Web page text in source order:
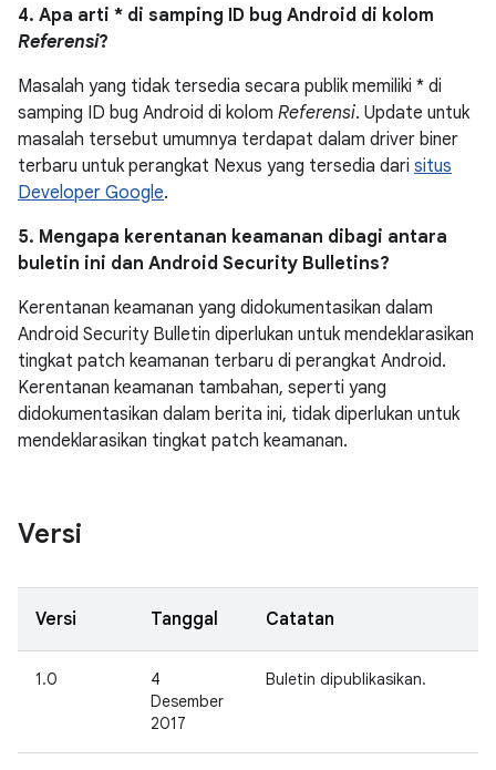
4. Apa arti * di samping ID bug Android di kolom
Referensi?
Masalah yang tidak tersedia secara publik memiliki * di
samping ID bug Android di kolom Referensi. Update untuk
masalah tersebut umumnya terdapat dalam driver biner
terbaru untuk perangkat Nexus yang tersedia dari situs
Developer Google.
5. Mengapa kerentanan keamanan dibagi antara
buletin ini dan Android Security Bulletins?
Kerentanan keamanan yang didokumentasikan dalam
Android Security Bulletin diperlukan untuk mendeklarasikan
tingkat patch keamanan terbaru di perangkat Android.
Kerentanan keamanan tambahan, seperti yang
didokumentasikan dalam berita ini, tidak diperlukan untuk
mendeklarasikan tingkat patch keamanan.
Versi
Versi Tanggal Catatan
1.0
4
Desember
2017
Buletin dipublikasikan.